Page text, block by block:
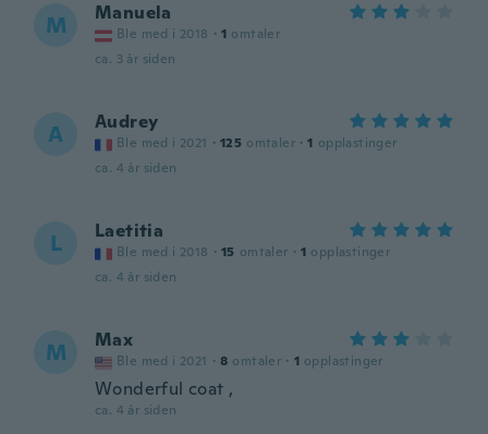
M Manuela
Ble med i 2018 · 1 omtaler
ca. 3 år siden
A Audrey
Ble med i 2021 · 125 omtaler · 1 opplastinger
ca. 4 år siden
L Laetitia
Ble med i 2018 · 15 omtaler · 1 opplastinger
ca. 4 år siden
M Max
Ble med i 2021 · 8 omtaler · 1 opplastinger
Wonderful coat ,
ca. 4 år siden